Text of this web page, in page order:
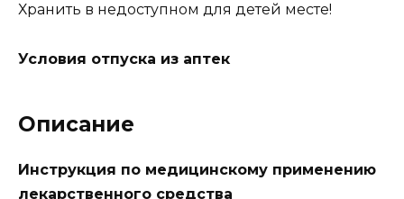
Хранить в недоступном для детей месте!
Условия отпуска из аптек
Описание
Инструкция по медицинскому применению
лекарственного средства